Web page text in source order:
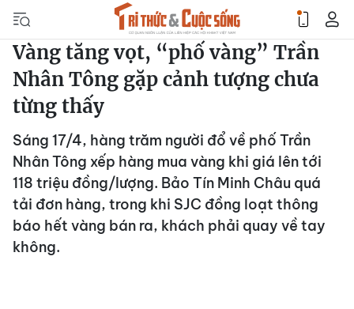
Vàng tăng vọt, “phố vàng” Trần
Nhân Tông gặp cảnh tượng chưa
từng thấy
Sáng 17/4, hàng trăm người đổ về phố Trần
Nhân Tông xếp hàng mua vàng khi giá lên tới
118 triệu đồng/lượng. Bảo Tín Minh Châu quá
tải đơn hàng, trong khi SJC đồng loạt thông
báo hết vàng bán ra, khách phải quay về tay
không.